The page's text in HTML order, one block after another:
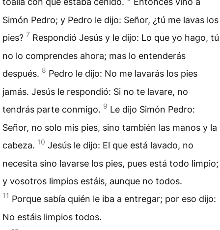
Simón Pedro; y Pedro le dijo: Señor, ¿tú me lavas los
pies? 7 Respondió Jesús y le dijo: Lo que yo hago, tú
no lo comprendes ahora; mas lo entenderás
después. 8 Pedro le dijo: No me lavarás los pies
jamás. Jesús le respondió: Si no te lavare, no
tendrás parte conmigo. 9 Le dijo Simón Pedro:
Señor, no solo mis pies, sino también las manos y la
cabeza. 10 Jesús le dijo: El que está lavado, no
necesita sino lavarse los pies, pues está todo limpio;
y vosotros limpios estáis, aunque no todos.
11 Porque sabía quién le iba a entregar; por eso dijo:
No estáis limpios todos.